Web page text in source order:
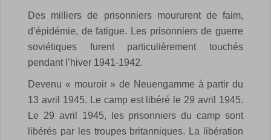
Des milliers de prisonniers moururent de faim,
d’épidémie, de fatigue. Les prisonniers de guerre
soviétiques furent particulièrement touchés
pendant l’hiver 1941-1942.
Devenu « mouroir » de Neuengamme à partir du
13 avril 1945. Le camp est libéré le 29 avril 1945.
Le 29 avril 1945, les prisonniers du camp sont
libérés par les troupes britanniques. La libération